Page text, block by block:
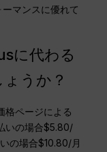
マンスに優れて
に代わる
うか？
格ページによる
いの場合$5.80/
の場合$10.80/月